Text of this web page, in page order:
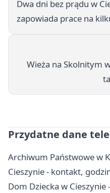
Dwa dni bez prądu w
zapowiada prace na
Wieża na Skolnitym
Przydatne dane
Archiwum Państwowe w
Cieszynie - kontakt,
Dom Dziecka w